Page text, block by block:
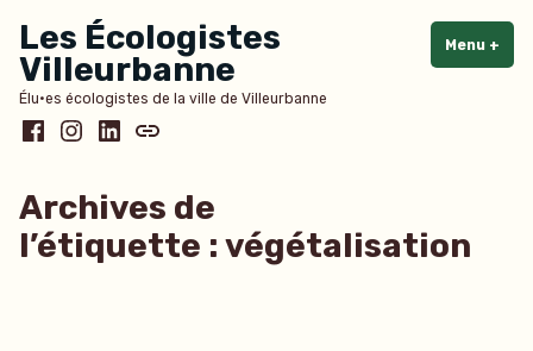
au
contenu
Les Écologistes
Villeurbanne
Élu·es écologistes de la ville de Villeurbanne
Menu +
Facebook
Instagram
LinkedInBluesky
Archives de
l’étiquette : végétalisation